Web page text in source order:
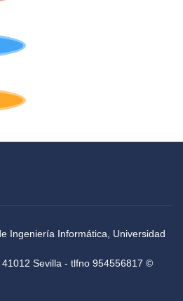
Ingeniería Informática, Universidad
Sevilla - tlfno 954556817 ©